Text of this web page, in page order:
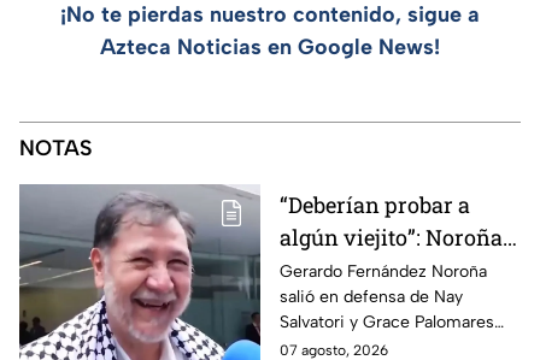
¡No te pierdas nuestro contenido, sigue a
Azteca Noticias en Google News!
NOTAS
“Deberían probar a
algún viejito”: Noroña
reacciona a polémico
video de Nay Salvatori
y Grace Palomares
Gerardo Fernández Noroña
salió en defensa de Nay
Salvatori y Grace Palomares
tras sus comentarios
07 agosto, 2026